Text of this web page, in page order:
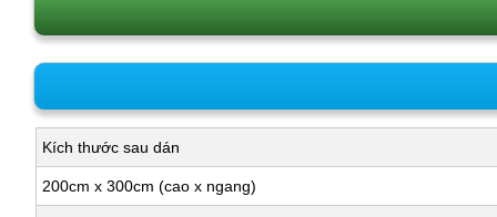
Kích thước sau dán
200cm x 300cm (cao x ngang)